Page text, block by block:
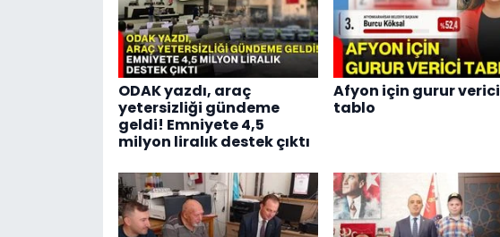
ODAK yazdı, araç
yetersizliği gündeme
geldi! Emniyete 4,5
milyon liralık destek çıktı
Afyon için gurur verici
tablo